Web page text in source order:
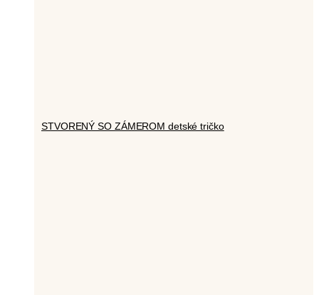
STVORENÝ SO ZÁMEROM detské tričko